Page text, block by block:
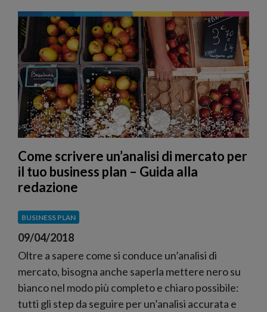
Come scrivere un’analisi di mercato per
il tuo business plan – Guida alla
redazione
BUSINESS PLAN
09/04/2018
Oltre a sapere come si conduce un’analisi di
mercato, bisogna anche saperla mettere nero su
bianco nel modo più completo e chiaro possibile:
tutti gli step da seguire per un’analisi accurata e